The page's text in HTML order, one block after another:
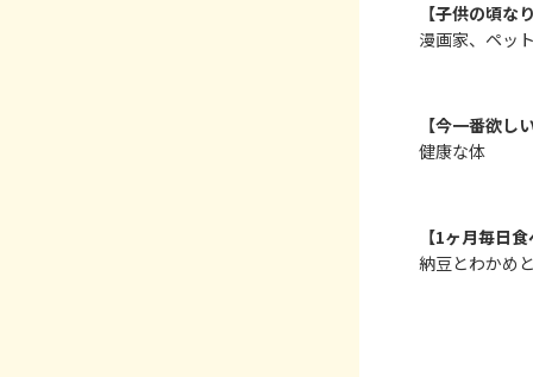
【子供の頃な
漫画家、ペッ
【今一番欲し
健康な体
【1ヶ月毎日
納豆とわかめ